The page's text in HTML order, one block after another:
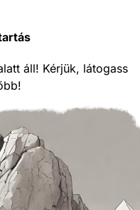
áll! Kérjük, látogass